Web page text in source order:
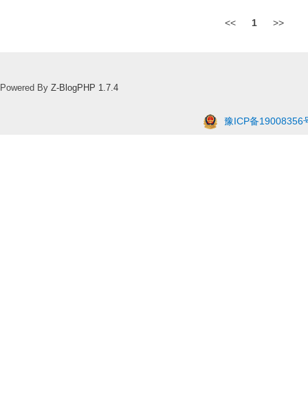
<< 1 >>
Powered By Z-BlogPHP 1.7.4
豫ICP备19008356